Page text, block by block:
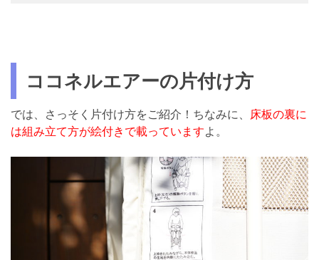
ココネルエアーの片付け方
では、さっそく片付け方をご紹介！ちなみに、 床板の裏に
は組み立て方が絵付きで載っていますよ。